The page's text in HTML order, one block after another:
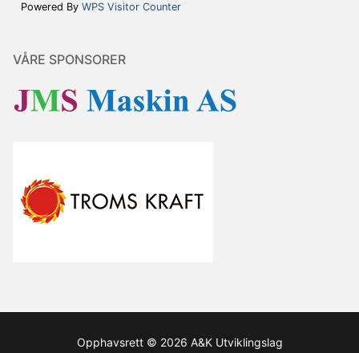
Powered By WPS Visitor Counter
VÅRE SPONSORER
Opphavsrett © 2026 A&K Utviklingslag